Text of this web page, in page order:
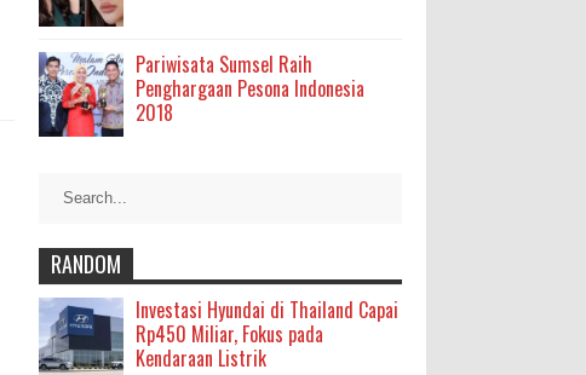
Pariwisata Sumsel Raih
Penghargaan Pesona Indonesia
2018
RANDOM
Investasi Hyundai di Thailand Capai
Rp450 Miliar, Fokus pada
Kendaraan Listrik